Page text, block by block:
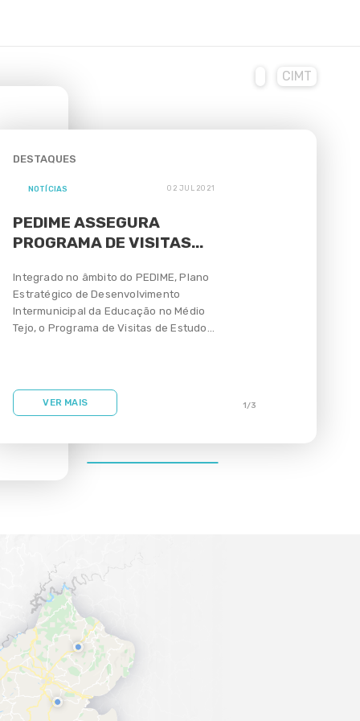
CIMT
DESTAQUES
NOTÍCIAS 02 JUL 2021
PEDIME ASSEGURA
PROGRAMA DE VISITAS...
Integrado no âmbito do PEDIME, Plano
Estratégico de Desenvolvimento
Intermunicipal da Educação no Médio
Tejo, o Programa de Visitas de Estudo...
VER MAIS 1/3